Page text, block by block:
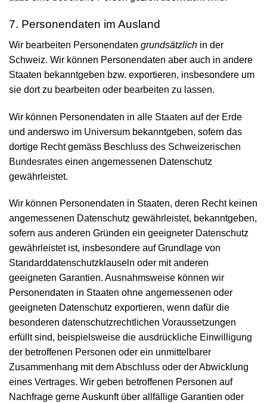
7. Personen­daten im Ausland
Wir bearbeiten Personen­daten grundsätzlich in der
Schweiz. Wir können Personen­daten aber auch in andere
Staaten bekanntgeben bzw. expor­tieren, ins­besondere um
sie dort zu bear­beiten oder bear­beiten zu lassen.
Wir können Personen­daten in alle Staaten auf der Erde
und anderswo im Universum bekanntgeben, sofern das
dortige Recht gemäss Beschluss des Schwei­zerischen
Bundes­rates einen angemessenen Daten­schutz
gewährleistet.
Wir können Personen­daten in Staaten, deren Recht keinen
angemessenen Daten­schutz gewähr­leistet, bekannt­geben,
sofern aus anderen Gründen ein geeigneter Daten­schutz
gewähr­leistet ist, ins­besondere auf Grund­lage von
Standard­datenschutz­klauseln oder mit anderen
geeigneten Garantien. Ausnahms­weise können wir
Personen­daten in Staaten ohne angemessenen oder
geeigneten Daten­schutz exportieren, wenn dafür die
besonderen daten­schutz­rechtlichen Voraus­setzungen
erfüllt sind, beispiels­weise die ausdrückliche Ein­willigung
der betroffenen Personen oder ein unmittelbarer
Zusammen­hang mit dem Abschluss oder der Abwicklung
eines Vertrages. Wir geben betroffenen Personen auf
Nachfrage gerne Auskunft über allfällige Garantien oder